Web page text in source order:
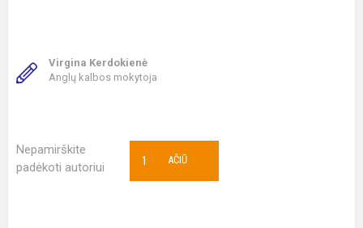
Virgina Kerdokienė
Anglų kalbos mokytoja
Nepamirškite
padėkoti autoriui
AČIŪ
1